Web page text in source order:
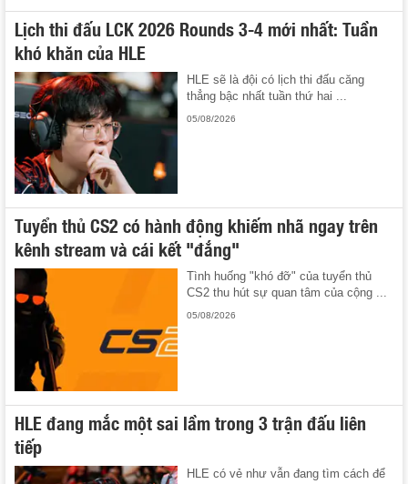
Lịch thi đấu LCK 2026 Rounds 3-4 mới nhất: Tuần
khó khăn của HLE
HLE sẽ là đội có lịch thi đấu căng
thẳng bậc nhất tuần thứ hai ...
05/08/2026
Tuyển thủ CS2 có hành động khiếm nhã ngay trên
kênh stream và cái kết "đắng"
Tình huống "khó đỡ" của tuyển thủ
CS2 thu hút sự quan tâm của cộng ...
05/08/2026
HLE đang mắc một sai lầm trong 3 trận đấu liên
tiếp
HLE có vẻ như vẫn đang tìm cách để